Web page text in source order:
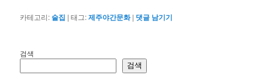
카테고리: 술집 |태그:제주야간문화 | 댓글 남기기
검색
검색